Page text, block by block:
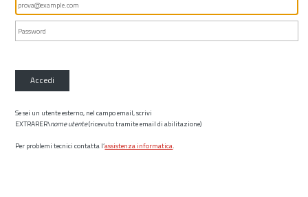
Accedi
Se sei un utente esterno, nel campo email, scrivi
EXTRARER\nome utente(ricevuto tramite email di abilitazione)
Per problemi tecnici contatta l’assistenza informatica.